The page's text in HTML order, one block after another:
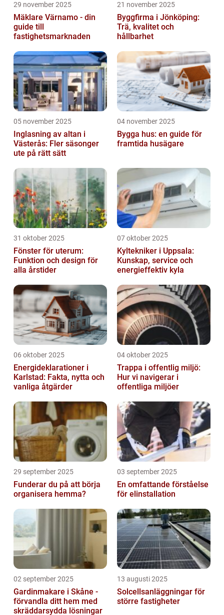
29 november 2025
Mäklare Värnamo - din
guide till
fastighetsmarknaden
21 november 2025
Byggfirma i Jönköping:
Trä, kvalitet och
hållbarhet
05 november 2025
Inglasning av altan i
Västerås: Fler säsonger
ute på rätt sätt
04 november 2025
Bygga hus: en guide för
framtida husägare
31 oktober 2025
Fönster för uterum:
Funktion och design för
alla årstider
07 oktober 2025
Kyltekniker i Uppsala:
Kunskap, service och
energieffektiv kyla
06 oktober 2025
Energideklarationer i
Karlstad: Fakta, nytta och
vanliga åtgärder
04 oktober 2025
Trappa i offentlig miljö:
Hur vi navigerar i
offentliga miljöer
29 september 2025
Funderar du på att börja
organisera hemma?
03 september 2025
En omfattande förståelse
för elinstallation
02 september 2025
Gardinmakare i Skåne -
förvandla ditt hem med
skräddarsydda lösningar
13 augusti 2025
Solcellsanläggningar för
större fastigheter